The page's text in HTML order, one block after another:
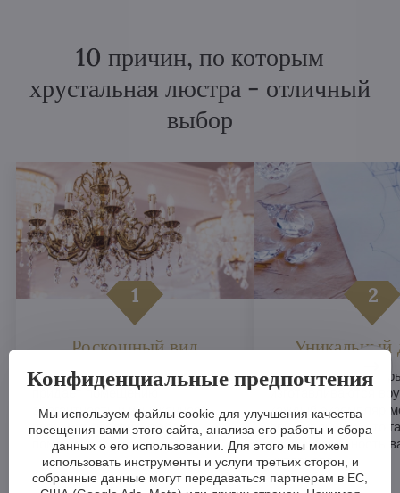
10 причин, по которым
хрустальная люстра - отличный
выбор
Роскошный вид
Хрустальная люстра мгновенно
придает помещению
элегантность и изысканность,
повышая престиж любого
помещения.
Уникальный
Хрустальные
изготавливаются
каждый экземпляр
оригинальным, что
исключительность
интерьера.
Конфиденциальные предпочтения
Мы используем файлы cookie для улучшения качества
посещения вами этого сайта, анализа его работы и сбора
данных о его использовании. Для этого мы можем
использовать инструменты и услуги третьих сторон, и
собранные данные могут передаваться партнерам в ЕС,